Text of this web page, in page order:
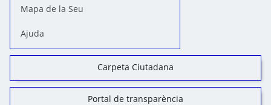
Mapa de la Seu
Ajuda
Carpeta Ciutadana
Portal de transparència